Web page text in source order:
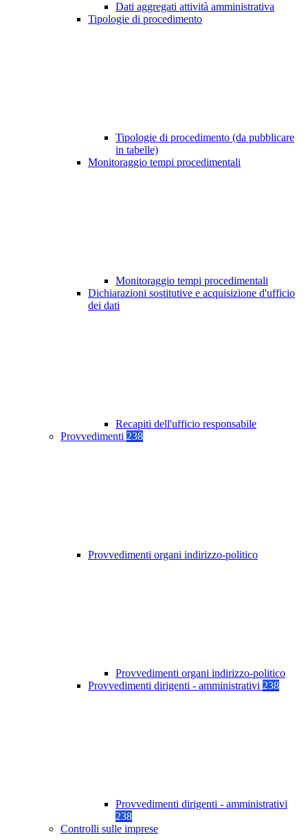
Dati aggregati attività amministrativa
Tipologie di procedimento
Tipologie di procedimento (da pubblicare
in tabelle)
Monitoraggio tempi procedimentali
Monitoraggio tempi procedimentali
Dichiarazioni sostitutive e acquisizione d'ufficio
dei dati
Recapiti dell'ufficio responsabile
Provvedimenti 238
Provvedimenti organi indirizzo-politico
Provvedimenti organi indirizzo-politico
Provvedimenti dirigenti - amministrativi 238
Provvedimenti dirigenti - amministrativi
238
Controlli sulle imprese